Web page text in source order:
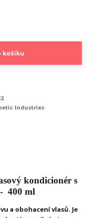
košíku
Industries
kondicionér s
400 ml
a obohacení vlasů. Je